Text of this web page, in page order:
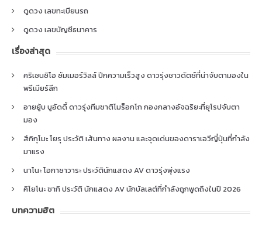
ดูดวง เลขทะเบียนรถ
ดูดวง เลขบัญชีธนาคาร
เรื่องล่าสุด
คริเซนซิโอ ซัมเมอร์วิลล์ ปีกความเร็วสูง ดาวรุ่งชาวดัตช์ที่น่าจับตามองใน
พรีเมียร์ลีก
อายยู้บ บูอัดดี้ ดาวรุ่งทีมชาติโมร็อกโก กองกลางอัจฉริยะที่ยุโรปจับตา
มอง
สึกิกุโมะ โยรุ ประวัติ เส้นทาง ผลงาน และจุดเด่นของดาราเอวีญี่ปุ่นที่กำลัง
มาแรง
นาโนะ โอกาซาวาระ ประวัตินักแสดง AV ดาวรุ่งพุ่งแรง
คิโยโนะ ซากิ ประวัติ นักแสดง AV นักบัลเลต์ที่กำลังถูกพูดถึงในปี 2026
บทความฮิต